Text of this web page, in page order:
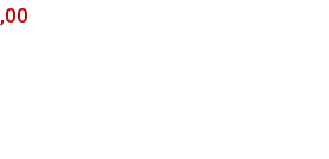
,00